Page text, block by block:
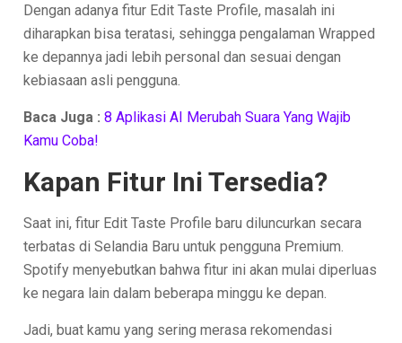
Dengan adanya fitur Edit Taste Profile, masalah ini
diharapkan bisa teratasi, sehingga pengalaman Wrapped
ke depannya jadi lebih personal dan sesuai dengan
kebiasaan asli pengguna.
Baca Juga :8 Aplikasi AI Merubah Suara Yang Wajib
Kamu Coba!
Kapan Fitur Ini Tersedia?
Saat ini, fitur Edit Taste Profile baru diluncurkan secara
terbatas di Selandia Baru untuk pengguna Premium.
Spotify menyebutkan bahwa fitur ini akan mulai diperluas
ke negara lain dalam beberapa minggu ke depan.
Jadi, buat kamu yang sering merasa rekomendasi